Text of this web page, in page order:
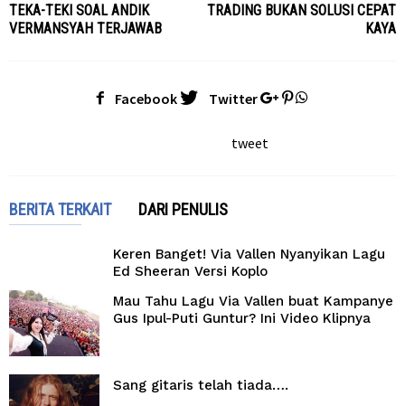
TEKA-TEKI SOAL ANDIK
VERMANSYAH TERJAWAB
TRADING BUKAN SOLUSI CEPAT
KAYA
Facebook Twitter
tweet
BERITA TERKAIT DARI PENULIS
Keren Banget! Via Vallen Nyanyikan Lagu
Ed Sheeran Versi Koplo
Mau Tahu Lagu Via Vallen buat Kampanye
Gus Ipul-Puti Guntur? Ini Video Klipnya
Sang gitaris telah tiada….